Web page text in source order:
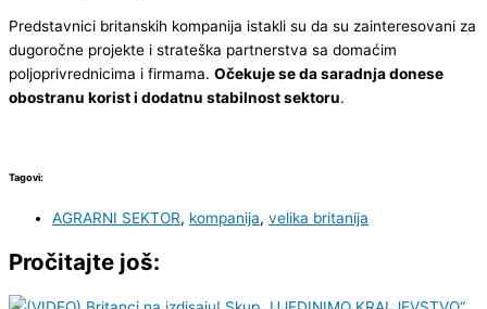
Predstavnici britanskih kompanija istakli su da su zainteresovani za
dugoročne projekte i strateška partnerstva sa domaćim
poljoprivrednicima i firmama. Očekuje se da saradnja donese
obostranu korist i dodatnu stabilnost sektoru.
Tagovi:
AGRARNI SEKTOR, kompanija, velika britanija
Pročitajte još: